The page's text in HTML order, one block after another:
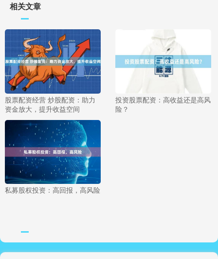
相关文章
股票配资经营 炒股配资：助力
资金放大，提升收益空间
投资股票配资：高收益还是高风
险？
私募股权投资：高回报，高风险